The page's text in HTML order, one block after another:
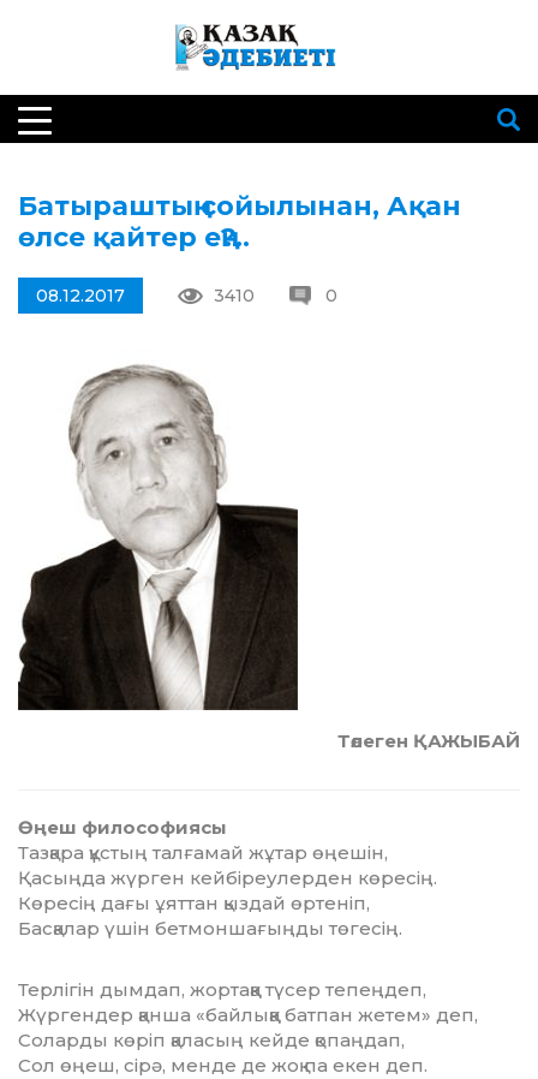
Батыраштың сойылынан, Ақан
өлсе қайтер ең?..
08.12.2017 3410 0
Төлеген ҚАЖЫБАЙ
Өңеш философиясы
Тазқара құстың талғамай жұтар өңешін,
Қасыңда жүрген кейбіреулерден көресің.
Көресің дағы ұяттан қыздай өртеніп,
Басқалар үшін бетмоншағыңды төгесің.
Терлігін дымдап, жортаққа түсер тепеңдеп,
Жүргендер қанша «байлыққа батпан жетем» деп,
Соларды көріп қаласың кейде қопаңдап,
Сол өңеш, сірә, менде де жоқ па екен деп.